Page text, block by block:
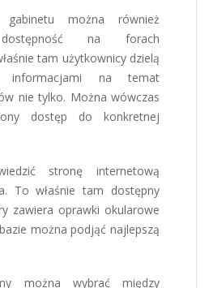
gabinetu można również
dostępność na forach
tam użytkownicy dzielą
informacjami na temat
nie tylko. Można wówczas
dostęp do konkretnej
stronę internetową
To właśnie tam dostępny
zawiera oprawki okularowe
można podjąć najlepszą
można wybrać między